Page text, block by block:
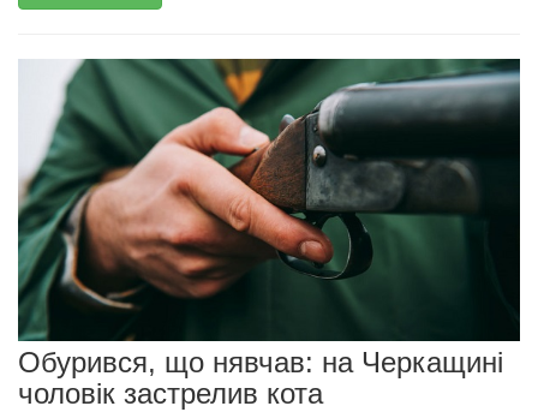
Обурився, що нявчав: на Черкащині
чоловік застрелив кота